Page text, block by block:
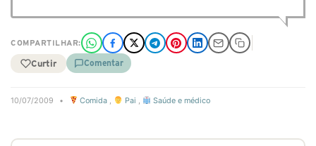
COMPARTILHAR:
Curtir Comentar
10/07/2009 • Comida , Pai , Saúde e médico